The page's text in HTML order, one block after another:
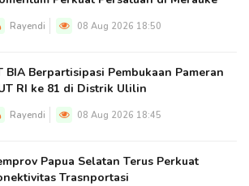
Rayendi 08 Aug 2026 18:50
BIA Berpartisipasi Pembukaan Pameran
RI ke 81 di Distrik Ulilin
Rayendi 08 Aug 2026 18:45
Papua Selatan Terus Perkuat
Trasnportasi